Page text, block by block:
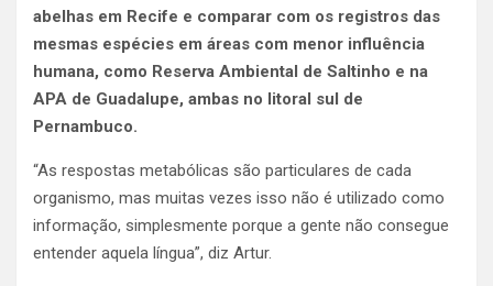
abelhas em Recife e comparar com os registros das
mesmas espécies em áreas com menor influência
humana, como Reserva Ambiental de Saltinho e na
APA de Guadalupe, ambas no litoral sul de
Pernambuco.
“As respostas metabólicas são particulares de cada
organismo, mas muitas vezes isso não é utilizado como
informação, simplesmente porque a gente não consegue
entender aquela língua”, diz Artur.